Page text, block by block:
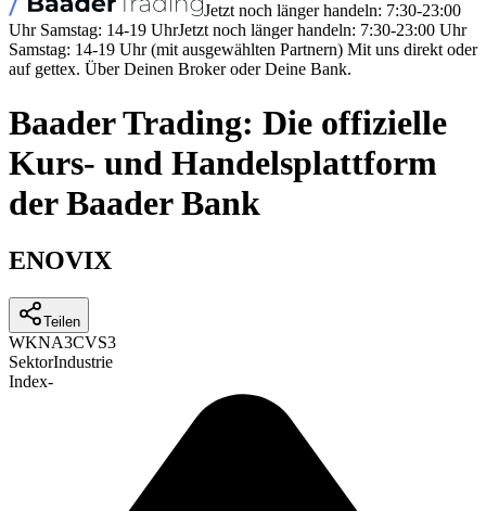
Jetzt noch länger handeln: 7:30-23:00
Uhr Samstag: 14-19 UhrJetzt noch länger handeln: 7:30-23:00 Uhr
Samstag: 14-19 Uhr (mit ausgewählten Partnern) Mit uns direkt oder
auf gettex. Über Deinen Broker oder Deine Bank.
Baader Trading: Die offizielle
Kurs- und Handelsplattform
der Baader Bank
ENOVIX
Teilen
WKNA3CVS3
SektorIndustrie
Index-